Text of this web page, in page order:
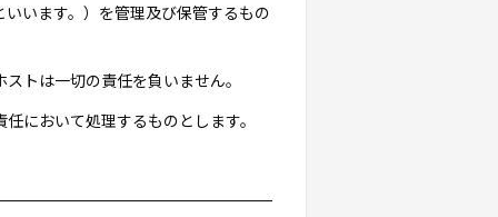
います。）を管理及び保管するもの
トは一切の責任を負いません。
において処理するものとします。